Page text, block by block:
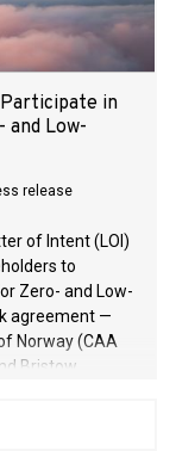
in
Low-
release
of Intent (LOI)
to
Zero- and Low-
agreement —
Norway (CAA
Bristow
the